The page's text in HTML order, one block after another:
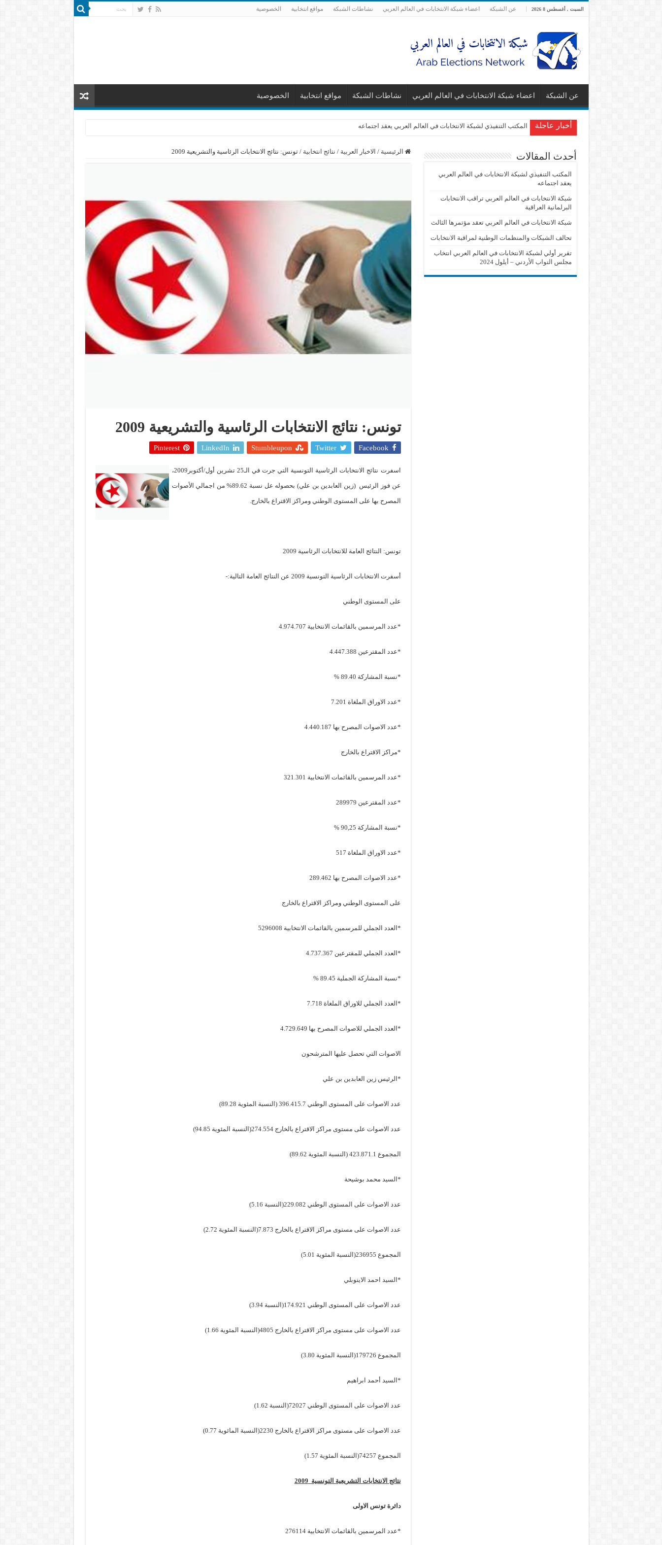
السبت , أغسطس 8 2026 عن الشبكة اعضاء شبكة الانتخابات في العالم العربي نشاطات الشبكة مواقع انتخابية الخصوصية
عن الشبكة اعضاء شبكة الانتخابات في العالم العربي نشاطات الشبكة مواقع انتخابية الخصوصية
أخبار عاجلة المكتب التنفيذي لشبكة الانتخابات في العالم العربي يعقد اجتماعه
الرئيسية / الاخبار العربية / نتائج انتخابية / تونس: نتائج الانتخابات الرئاسية والتشريعية 2009
تونس: نتائج الانتخابات الرئاسية والتشريعية 2009
Facebook
Twitter
Stumbleupon
LinkedIn
Pinterest
اسفرت نتائج الانتخابات الرئاسية التونسية التي جرت في الـ25 تشرين أول/أكتوبر2009،
عن فوز الرئيس (زين العابدين بن علي) بحصوله عل نسبة 89.62% من اجمالي الأصوات
المصرح بها على المستوى الوطني ومراكز الاقتراع بالخارج.
تونس: النتائج العامة للانتخابات الرئاسية 2009
أسفرت الانتخابات الرئاسية التونسية 2009 عن النتائج العامة التالية:-
على المستوى الوطني
*عدد المرسمين بالقائمات الانتخابية 4.974.707
*عدد المقترعين 4.447.388
*نسبة المشاركة 89.40 %
*عدد الاوراق الملغاة 7.201
*عدد الاصوات المصرح بها 4.440.187
*مراكز الاقتراع بالخارج
*عدد المرسمين بالقائمات الانتخابية 321.301
*عدد المقترعين 289979
*نسبة المشاركة 90,25 %
*عدد الاوراق الملغاة 517
*عدد الاصوات المصرح بها 289.462
على المستوى الوطني ومراكز الاقتراع بالخارج
*العدد الجملي للمرسمين بالقائمات الانتخابية 5296008
*العدد الجملي للمقترعين 4.737.367
*نسبة المشاركة الجملية 89.45 %
*العدد الجملي للاوراق الملغاة 7.718
*العدد الجملي للاصوات المصرح بها 4.729.649
الاصوات التي تحصل عليها المترشحون
*الرئيس زين العابدين بن علي
عدد الاصوات على المستوى الوطني 396.415.7 (النسبة المئوية 89.28)
عدد الاصوات على مستوى مراكز الاقتراع بالخارج 274.554(النسبة المئوية 94.85)
المجموع 423.871.1 (النسبة المئوية 89.62)
*السيد محمد بوشيحة
عدد الاصوات على المستوى الوطني 229.082(النسبة 5.16)
عدد الاصوات على مستوى مراكز الاقتراع بالخارج 7.873(النسبة المئوية 2.72)
المجموع 236955(النسبة المئوية 5.01)
*السيد احمد الاينوبلي
عدد الاصوات على المستوى الوطني 174.921(النسبة 3.94)
عدد الاصوات على مستوى مراكز الاقتراع بالخارج 4805(النسبة المئوية 1.66)
المجموع 179726(النسبة المئوية 3.80)
*السيد أحمد ابراهيم
عدد الاصوات على المستوى الوطني 72027(النسبة 1.62)
عدد الاصوات على مستوى مراكز الاقتراع بالخارج 2230(النسبة المائوية 0.77)
المجموع 74257(النسبة المئوية 1.57)
نتائج الانتخابات التشريعية التونسية 2009
دائرة تونس الاولى
*عدد المرسمين بالقائمات الانتخابية 276114
أحدث المقالات
المكتب التنفيذي لشبكة الانتخابات في العالم العربي
يعقد اجتماعه
شبكة الانتخابات في العالم العربي تراقب الانتخابات
البرلمانية العراقية
شبكة الانتخابات في العالم العربي تعقد مؤتمرها الثالث
تحالف الشبكات والمنظمات الوطنية لمراقبة الانتخابات
تقرير أولي لشبكة الانتخابات في العالم العربي انتخاب
مجلس النواب الأردني – أيلول 2024